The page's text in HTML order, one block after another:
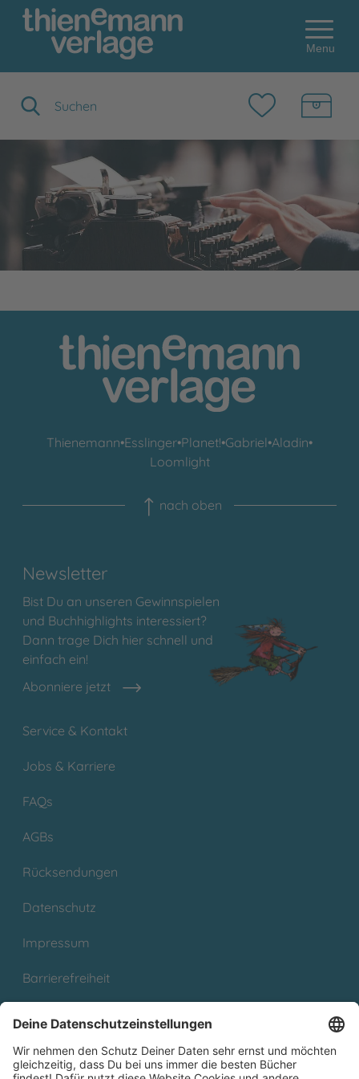
Menu
Thienemann•Esslinger•Planet!•Gabriel•Aladin•
Loomlight
nach oben
Newsletter
Bist Du an unseren Gewinnspielen
und Buchhighlights interessiert?
Dann trage Dich hier schnell und
einfach ein!
Abonniere jetzt
Service & Kontakt
Jobs & Karriere
FAQs
AGBs
Rücksendungen
Datenschutz
Impressum
Barrierefreiheit
Partnerprogramm (Affiliate)